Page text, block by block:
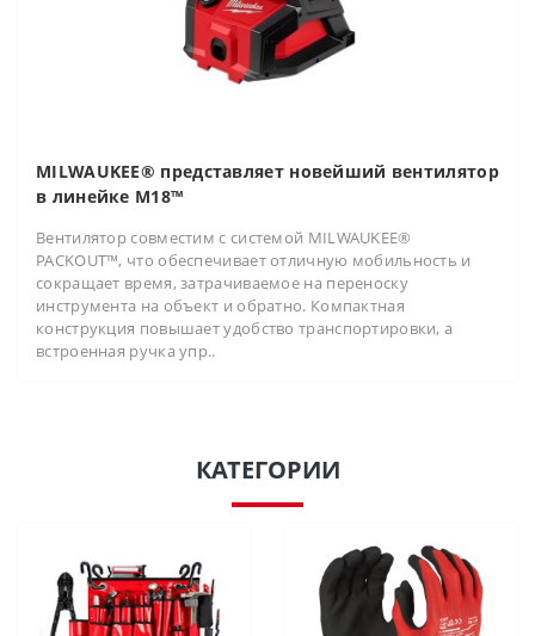
MILWAUKEE® представляет новейший вентилятор
в линейке M18™
Вентилятор совместим с системой MILWAUKEE®
PACKOUT™, что обеспечивает отличную мобильность и
сокращает время, затрачиваемое на переноску
инструмента на объект и обратно. Компактная
конструкция повышает удобство транспортировки, а
встроенная ручка упр..
КАТЕГОРИИ